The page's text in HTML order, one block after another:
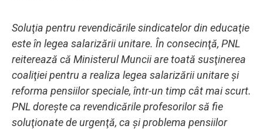
Soluţia pentru revendicările sindicatelor din educaţie
este în legea salarizării unitare. În consecinţă, PNL
reiterează că Ministerul Muncii are toată susţinerea
coaliţiei pentru a realiza legea salarizării unitare şi
reforma pensiilor speciale, într-un timp cât mai scurt.
PNL doreşte ca revendicările profesorilor să fie
soluţionate de urgenţă, ca şi problema pensiilor